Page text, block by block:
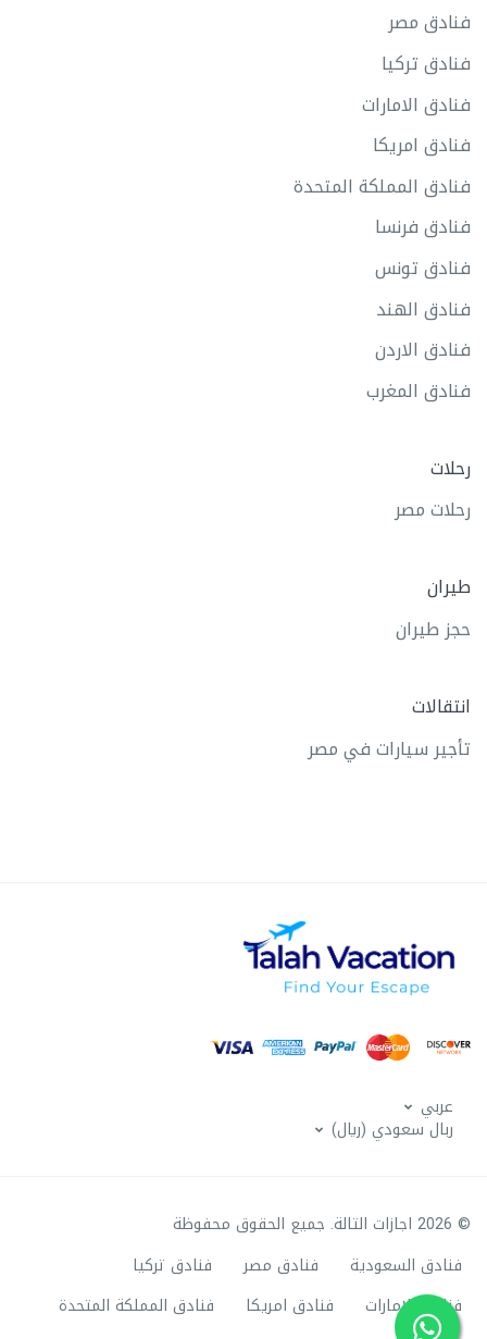
فنادق مصر
فنادق تركيا
فنادق الامارات
فنادق امريكا
فنادق المملكة المتحدة
فنادق فرنسا
فنادق تونس
فنادق الهند
فنادق الاردن
فنادق المغرب
رحلات
رحلات مصر
طيران
حجز طيران
انتقالات
تأجير سيارات في مصر
عربي
ربال سعودي (ريال)
© 2026 اجازات التالة. جميع الحقوق محفوظة
فنادق السعودية
فنادق مصر
فنادق تركيا
فنادق الامارات
فنادق امريكا
فنادق المملكة المتحدة